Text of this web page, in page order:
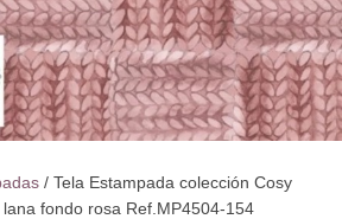
/ Tela Estampada colección Cosy
fondo rosa Ref.MP4504-154